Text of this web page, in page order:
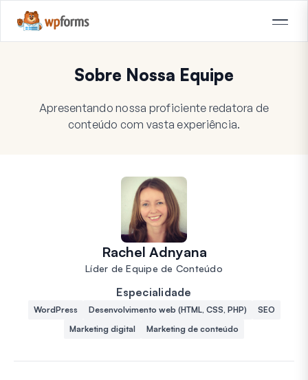
Sobre Nossa Equipe
Apresentando nossa proficiente redatora de
conteúdo com vasta experiência.
Rachel Adnyana
Líder de Equipe de Conteúdo
Especialidade
WordPress Desenvolvimento web (HTML, CSS, PHP)
SEO
Marketing digital
Marketing de conteúdo